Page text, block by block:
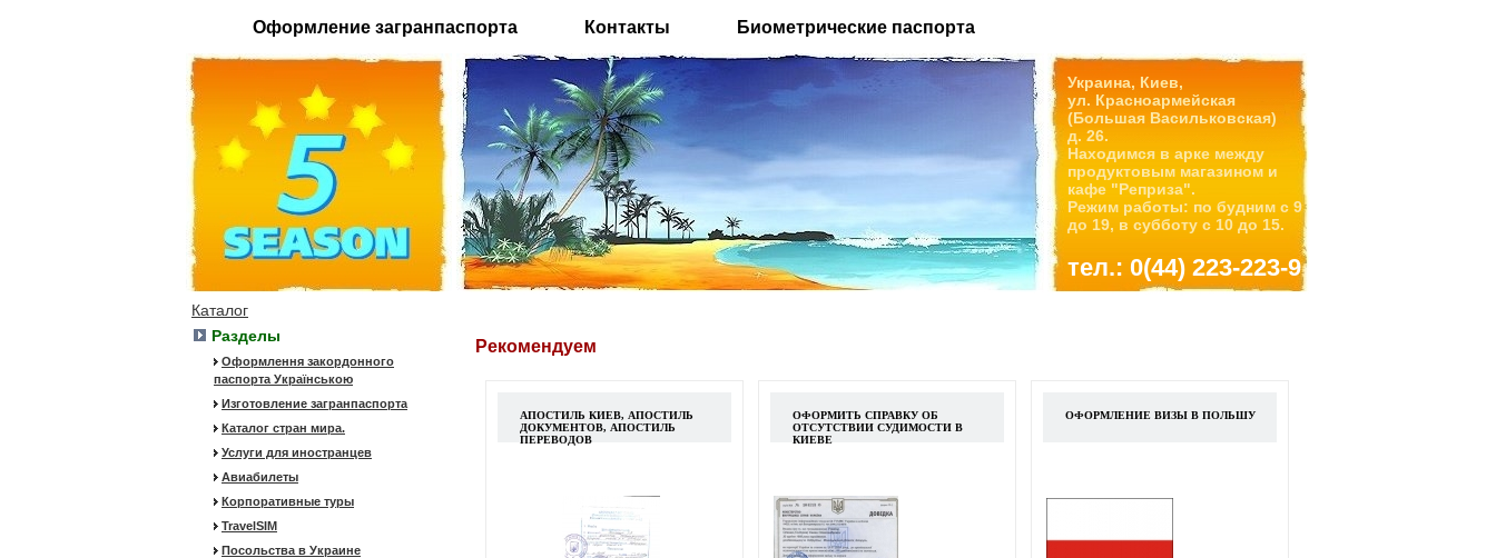
Оформление загранпаспорта Контакты Биометрические паспорта
Украина, Киев,
ул. Красноармейская
(Большая Васильковская)
д. 26.
Находимся в арке между
продуктовым магазином и
кафе "Реприза".
Режим работы: по будним с 9
до 19, в субботу с 10 до 15.
тел.: 0(44) 223-223-9
Каталог
Разделы
Оформлення закордонного
паспорта Українською
Изготовление загранпаспорта
Каталог стран мира.
Услуги для иностранцев
Авиабилеты
Корпоративные туры
TravelSIM
Посольства в Украине
Рекомендуем
АПОСТИЛЬ КИЕВ, АПОСТИЛЬ
ДОКУМЕНТОВ, АПОСТИЛЬ
ПЕРЕВОДОВ
ОФОРМИТЬ СПРАВКУ ОБ
ОТСУТСТВИИ СУДИМОСТИ В
КИЕВЕ
ОФОРМЛЕНИЕ ВИЗЫ В ПОЛЬШУ